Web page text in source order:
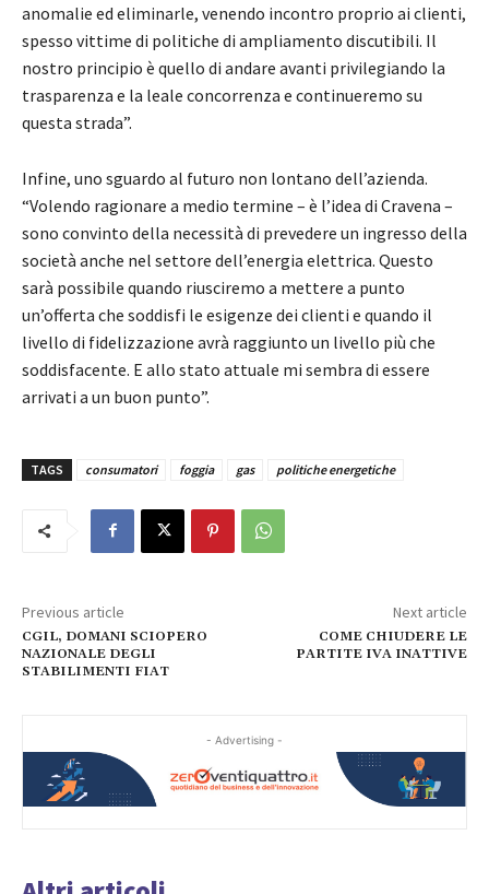
anomalie ed eliminarle, venendo incontro proprio ai clienti,
spesso vittime di politiche di ampliamento discutibili. Il
nostro principio è quello di andare avanti privilegiando la
trasparenza e la leale concorrenza e continueremo su
questa strada”.
Infine, uno sguardo al futuro non lontano dell’azienda.
“Volendo ragionare a medio termine – è l’idea di Cravena –
sono convinto della necessità di prevedere un ingresso della
società anche nel settore dell’energia elettrica. Questo
sarà possibile quando riusciremo a mettere a punto
un’offerta che soddisfi le esigenze dei clienti e quando il
livello di fidelizzazione avrà raggiunto un livello più che
soddisfacente. E allo stato attuale mi sembra di essere
arrivati a un buon punto”.
TAGS consumatori foggia gas politiche energetiche
Previous article
CGIL, DOMANI SCIOPERO
NAZIONALE DEGLI
STABILIMENTI FIAT
Next article
COME CHIUDERE LE
PARTITE IVA INATTIVE
- Advertising -